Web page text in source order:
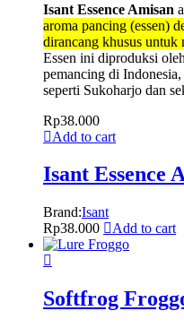
Isant Essence Amisan
aroma pancing (essen)
dirancang khusus untuk
Essen ini diproduksi
pemancing di
seperti Sukoharjo dan
Rp38.000
Add to cart
Isant Essence
Brand:Isant
Rp38.000 Add to cart
Softfrog